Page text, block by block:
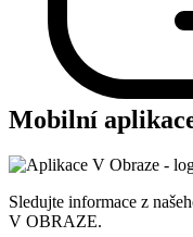
Mobilní
Sledujte informace z
V OBRAZE.